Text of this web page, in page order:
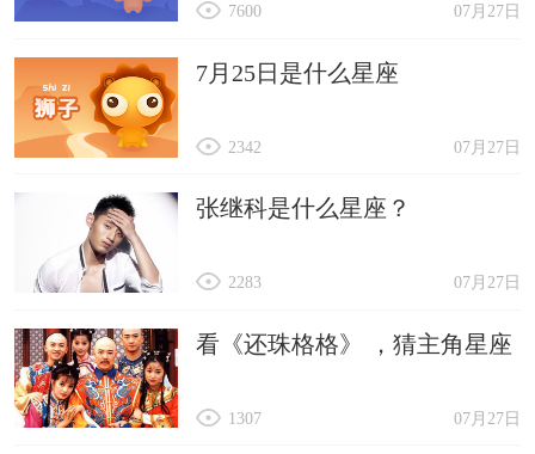
07月27日
7600
7月25日是什么星座
07月27日
2342
张继科是什么星座？
07月27日
2283
看《还珠格格》 ，猜主角星座
07月27日
1307